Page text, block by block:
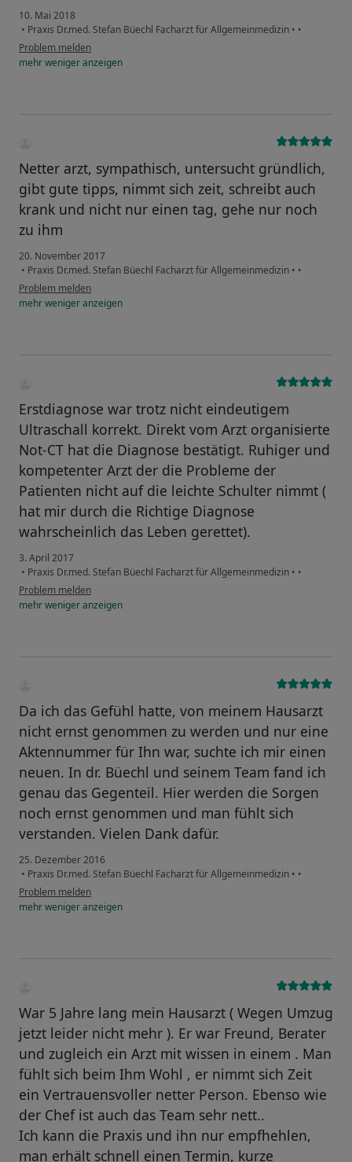
10. Mai 2018
• Praxis Dr.med. Stefan Büechl Facharzt für Allgemeinmedizin • •
Problem melden
mehrwenigeranzeigen
Netter arzt, sympathisch, untersucht gründlich,
gibt gute tipps, nimmt sich zeit, schreibt auch
krank und nicht nur einen tag, gehe nur noch
zu ihm
20. November 2017
• Praxis Dr.med. Stefan Büechl Facharzt für Allgemeinmedizin • •
Problem melden
mehrwenigeranzeigen
Erstdiagnose war trotz nicht eindeutigem
Ultraschall korrekt. Direkt vom Arzt organisierte
Not-CT hat die Diagnose bestätigt. Ruhiger und
kompetenter Arzt der die Probleme der
Patienten nicht auf die leichte Schulter nimmt (
hat mir durch die Richtige Diagnose
wahrscheinlich das Leben gerettet).
3. April 2017
• Praxis Dr.med. Stefan Büechl Facharzt für Allgemeinmedizin • •
Problem melden
mehrwenigeranzeigen
Da ich das Gefühl hatte, von meinem Hausarzt
nicht ernst genommen zu werden und nur eine
Aktennummer für Ihn war, suchte ich mir einen
neuen. In dr. Büechl und seinem Team fand ich
genau das Gegenteil. Hier werden die Sorgen
noch ernst genommen und man fühlt sich
verstanden. Vielen Dank dafür.
25. Dezember 2016
• Praxis Dr.med. Stefan Büechl Facharzt für Allgemeinmedizin • •
Problem melden
mehrwenigeranzeigen
War 5 Jahre lang mein Hausarzt ( Wegen Umzug
jetzt leider nicht mehr ). Er war Freund, Berater
und zugleich ein Arzt mit wissen in einem . Man
fühlt sich beim Ihm Wohl , er nimmt sich Zeit
ein Vertrauensvoller netter Person. Ebenso wie
der Chef ist auch das Team sehr nett..
Ich kann die Praxis und ihn nur empfhehlen,
man erhält schnell einen Termin, kurze